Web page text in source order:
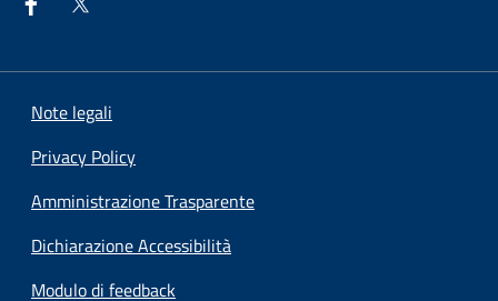
Note legali
Privacy Policy
Amministrazione Trasparente
Dichiarazione Accessibilità
Modulo di feedback